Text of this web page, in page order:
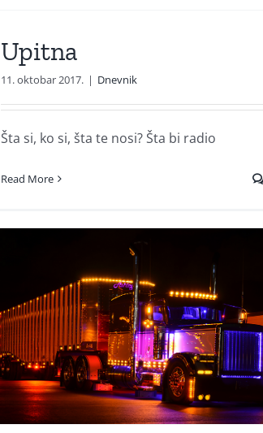
Upitna
11. oktobar 2017. | Dnevnik
Šta si, ko si, šta te nosi? Šta bi radio
Read More